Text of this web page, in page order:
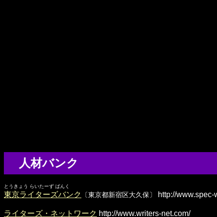
人材バンク
とうきょう らいたーず ばんく
東京ライターズバンク 〔東京都新宿区大久保〕 http://
ライターズ・ネットワーク http://www.writers-net.com/